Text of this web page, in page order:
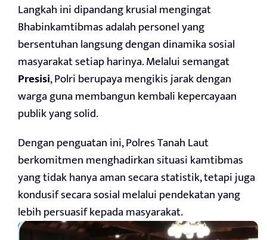
Langkah ini dipandang krusial mengingat
Bhabinkamtibmas adalah personel yang
bersentuhan langsung dengan dinamika sosial
masyarakat setiap harinya. Melalui semangat
Presisi, Polri berupaya mengikis jarak dengan
warga guna membangun kembali kepercayaan
publik yang solid.
Dengan penguatan ini, Polres Tanah Laut
berkomitmen menghadirkan situasi kamtibmas
yang tidak hanya aman secara statistik, tetapi juga
kondusif secara sosial melalui pendekatan yang
lebih persuasif kepada masyarakat.